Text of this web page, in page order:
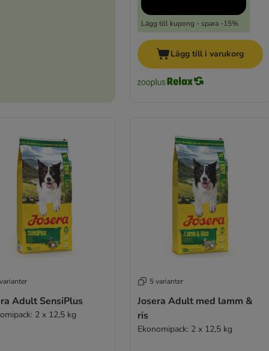
Lägg till kupong - spara -15%
Lägg till i varukorg
Adult SensiPlus
2 x 12,5 kg
5 varianter
Josera Adult med lamm &
ris
Ekonomipack: 2 x 12,5 kg